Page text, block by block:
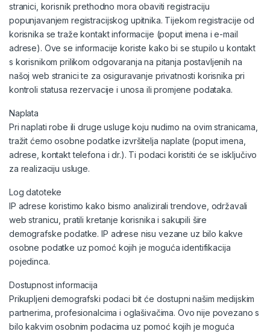
stranici, korisnik prethodno mora obaviti registraciju
popunjavanjem registracijskog upitnika. Tijekom registracije od
korisnika se traže kontakt informacije (poput imena i e-mail
adrese). Ove se informacije koriste kako bi se stupilo u kontakt
s korisnikom prilikom odgovaranja na pitanja postavljenih na
našoj web stranici te za osiguravanje privatnosti korisnika pri
kontroli statusa rezervacije i unosa ili promjene podataka.
Naplata
Pri naplati robe ili druge usluge koju nudimo na ovim stranicama,
tražit ćemo osobne podatke izvršitelja naplate (poput imena,
adrese, kontakt telefona i dr.). Ti podaci koristiti će se isključivo
za realizaciju usluge.
Log datoteke
IP adrese koristimo kako bismo analizirali trendove, održavali
web stranicu, pratili kretanje korisnika i sakupili šire
demografske podatke. IP adrese nisu vezane uz bilo kakve
osobne podatke uz pomoć kojih je moguća identifikacija
pojedinca.
Dostupnost informacija
Prikupljeni demografski podaci bit će dostupni našim medijskim
partnerima, profesionalcima i oglašivačima. Ovo nije povezano s
bilo kakvim osobnim podacima uz pomoć kojih je moguća